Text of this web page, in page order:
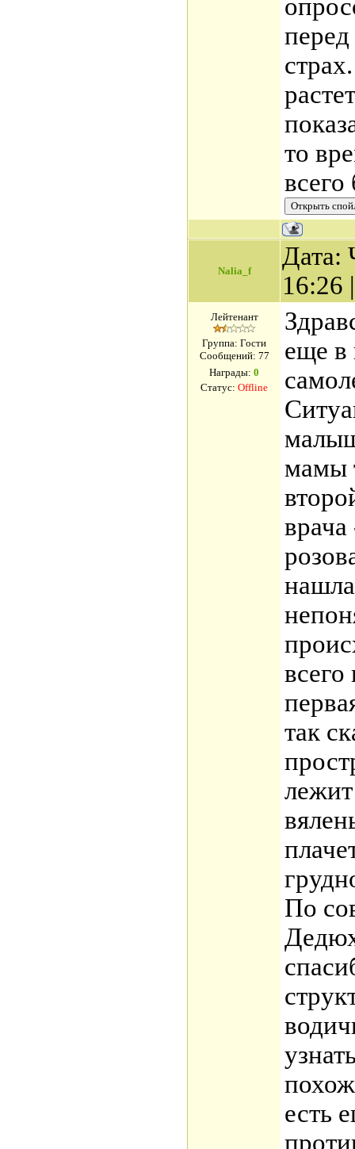
то
всего
Nalia_f
Дата:
16:26
Лейтенант
Группа: Гости
Сообщений: 77
Награды: 0
Статус: Offline
еще в
мамы
так
лежит
По
есть